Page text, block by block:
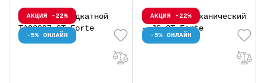
АКЦИЯ -22%
-5% ОНЛАЙН
АКЦИЯ -22%
-5% ОНЛАЙН